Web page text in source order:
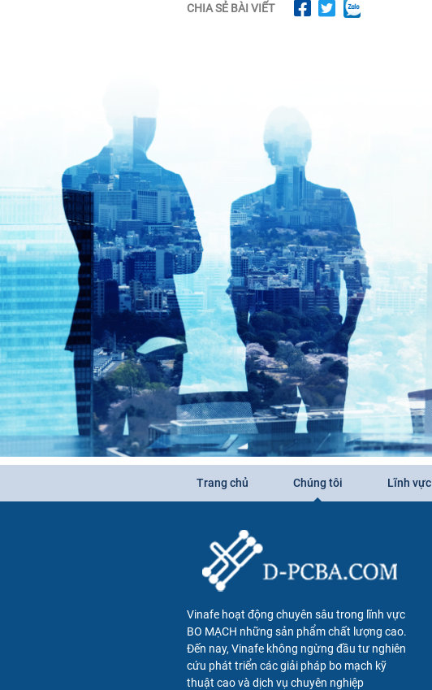
CHIA SẺ BÀI VIẾT
Trang chủ Chúng tôi Lĩnh vực
Vinafe hoạt động chuyên sâu trong lĩnh vực
BO MẠCH những sản phẩm chất lượng cao.
Đến nay, Vinafe không ngừng đầu tư nghiên
cứu phát triển các giải pháp bo mạch kỹ
thuật cao và dịch vụ chuyên nghiệp